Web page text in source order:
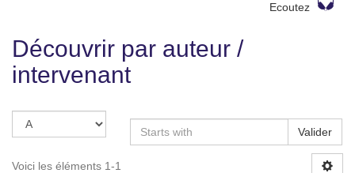
Ecoutez
Découvrir par auteur /
intervenant
Valider
Voici les éléments 1-1